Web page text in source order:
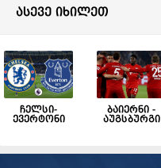
ასევე იხილეთ
ჩელსი-
ევერტონი
ბაიერნი -
აუგსბურგი